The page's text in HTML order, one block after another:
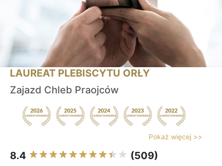
LAUREAT PLEBISCYTU ORŁY
Zajazd Chleb Praojców
Pokaż więcej >>
8.4 (509)